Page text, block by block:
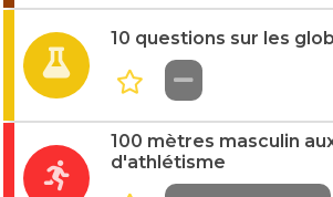
10 questions sur les
100 mètres masculin
d'athlétisme